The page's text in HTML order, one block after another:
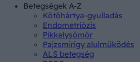
Betegségek A-Z
Kötőhártya-gyulladás
Endometriózis
Pikkelysömör
Pajzsmirigy alulműködés
ALS betegség